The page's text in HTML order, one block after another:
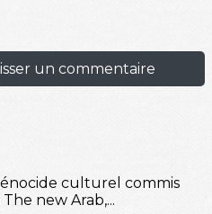
un commentaire
culturel commis
new Arab,...